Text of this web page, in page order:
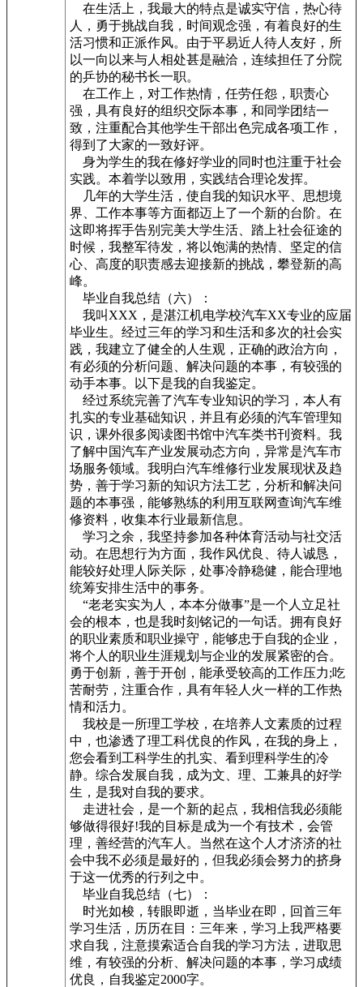
在生活上，我最大的特点是诚实守信，热心待
人，勇于挑战自我，时间观念强，有着良好的生
活习惯和正派作风。由于平易近人待人友好，所
以一向以来与人相处甚是融洽，连续担任了分院
的乒协的秘书长一职。
在工作上，对工作热情，任劳任怨，职责心
强，具有良好的组织交际本事，和同学团结一
致，注重配合其他学生干部出色完成各项工作，
得到了大家的一致好评。
身为学生的我在修好学业的同时也注重于社会
实践。本着学以致用，实践结合理论发挥。
几年的大学生活，使自我的知识水平、思想境
界、工作本事等方面都迈上了一个新的台阶。在
这即将挥手告别完美大学生活、踏上社会征途的
时候，我整军待发，将以饱满的热情、坚定的信
心、高度的职责感去迎接新的挑战，攀登新的高
峰。
毕业自我总结（六）：
我叫XXX，是湛江机电学校汽车XX专业的应届
毕业生。经过三年的学习和生活和多次的社会实
践，我建立了健全的人生观，正确的政治方向，
有必须的分析问题、解决问题的本事，有较强的
动手本事。以下是我的自我鉴定。
经过系统完善了汽车专业知识的学习，本人有
扎实的专业基础知识，并且有必须的汽车管理知
识，课外很多阅读图书馆中汽车类书刊资料。我
了解中国汽车产业发展动态方向，异常是汽车市
场服务领域。我明白汽车维修行业发展现状及趋
势，善于学习新的知识方法工艺，分析和解决问
题的本事强，能够熟练的利用互联网查询汽车维
修资料，收集本行业最新信息。
学习之余，我坚持参加各种体育活动与社交活
动。在思想行为方面，我作风优良、待人诚恳，
能较好处理人际关际，处事冷静稳健，能合理地
统筹安排生活中的事务。
“老老实实为人，本本分做事”是一个人立足社
会的根本，也是我时刻铭记的一句话。拥有良好
的职业素质和职业操守，能够忠于自我的企业，
将个人的职业生涯规划与企业的发展紧密的合。
勇于创新，善于开创，能承受较高的工作压力;吃
苦耐劳，注重合作，具有年轻人火一样的工作热
情和活力。
我校是一所理工学校，在培养人文素质的过程
中，也渗透了理工科优良的作风，在我的身上，
您会看到工科学生的扎实、看到理科学生的冷
静。综合发展自我，成为文、理、工兼具的好学
生，是我对自我的要求。
走进社会，是一个新的起点，我相信我必须能
够做得很好!我的目标是成为一个有技术，会管
理，善经营的汽车人。当然在这个人才济济的社
会中我不必须是最好的，但我必须会努力的挤身
于这一优秀的行列之中。
毕业自我总结（七）：
时光如梭，转眼即逝，当毕业在即，回首三年
学习生活，历历在目：三年来，学习上我严格要
求自我，注意摸索适合自我的学习方法，进取思
维，有较强的分析、解决问题的本事，学习成绩
优良，自我鉴定2000字。